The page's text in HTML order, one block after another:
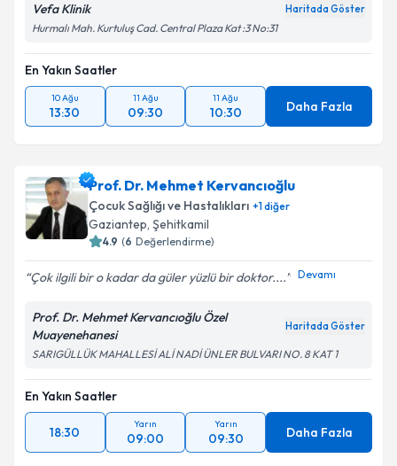
kapsamda işlenmesini kabul ediyorum.
Vefa Klinik Haritada Göster
Hurmalı Mah. Kurtuluş Cad. Central Plaza Kat :3 No:31
En Yakın Saatler
10 Ağu
13:30
11 Ağu
09:30
11 Ağu
10:30 Daha Fazla
Prof. Dr. Mehmet Kervancıoğlu
Çocuk Sağlığı ve Hastalıkları +1diğer
Gaziantep, Şehitkamil
4.9 (6 Değerlendirme)
Çok ilgili bir o kadar da güler yüzlü bir doktor.... Devamı
Prof. Dr. Mehmet Kervancıoğlu Özel
Muayenehanesi
Haritada Göster
SARIGÜLLÜK MAHALLESİ ALİ NADİ ÜNLER BULVARI NO. 8 KAT 1
En Yakın Saatler
18:30
Yarın
09:00
Yarın
09:30 Daha Fazla